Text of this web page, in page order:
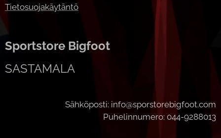
Tietosuojakäytäntö
Sportstore Bigfoot
SASTAMALA
Sähköposti: info@sporstorebigfoot.com
Puhelinnumero: 044-9288013